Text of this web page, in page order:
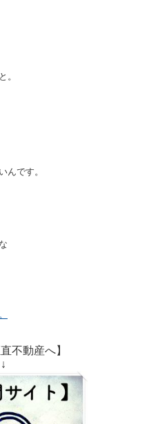
。
んです。
不動産へ】